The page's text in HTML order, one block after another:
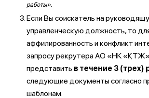
работы».
Если Вы соискатель на
управленческую должность, то
аффилированность и конфликт
запросу рекрутера АО «НК
представить в течение 3 (трех)
следующие документы согласно
шаблонам: